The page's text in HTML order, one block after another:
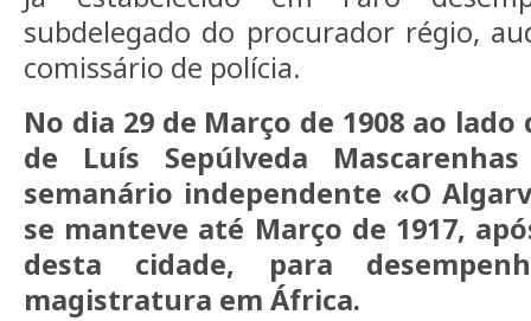
subdelegado do procurador régio,
comissário de polícia.
No dia 29 de Março de 1908 ao
de Luís Sepúlveda
semanário independente «O
se manteve até Março de 1917,
desta cidade, para
magistratura em África.